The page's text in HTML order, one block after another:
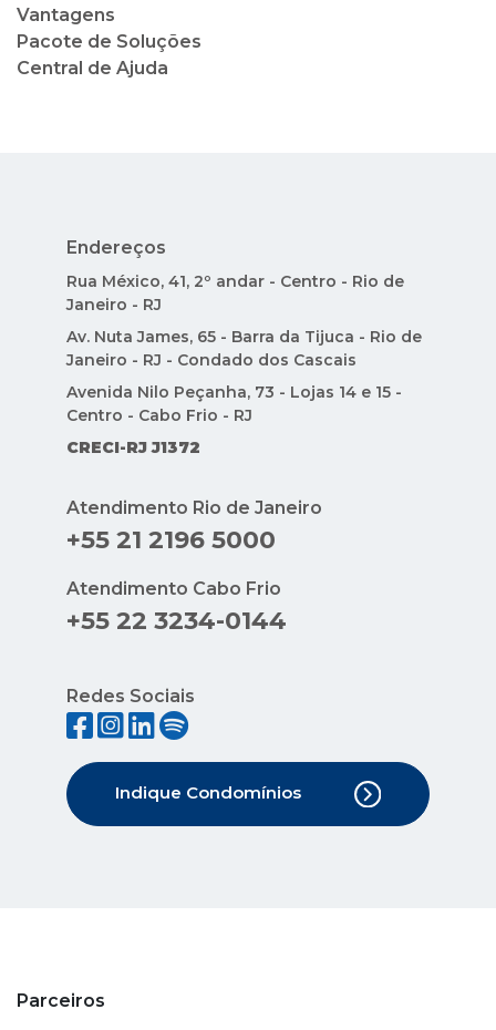
Vantagens
Pacote de Soluções
Central de Ajuda
Endereços
Rua México, 41, 2º andar - Centro - Rio de
Janeiro - RJ
Av. Nuta James, 65 - Barra da Tijuca - Rio de
Janeiro - RJ - Condado dos Cascais
Avenida Nilo Peçanha, 73 - Lojas 14 e 15 -
Centro - Cabo Frio - RJ
CRECI-RJ J1372
Atendimento Rio de Janeiro
+55 21 2196 5000
Atendimento Cabo Frio
+55 22 3234-0144
Redes Sociais
Indique Condomínios
Parceiros